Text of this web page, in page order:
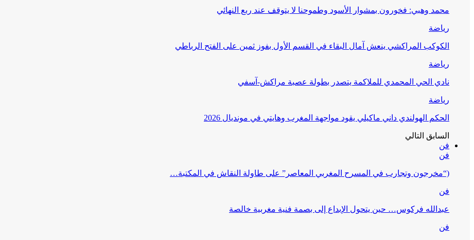
محمد وهبي: فخورون بمشوار الأسود وطموحنا لا يتوقف عند ربع النهائي
رياضة
الكوكب المراكشي ينعش آمال البقاء في القسم الأول بفوز ثمين على الفتح الرباطي
رياضة
نادي الحي المحمدي للملاكمة يتصدر بطولة عصبة مراكش-آسفي
رياضة
الحكم الهولندي داني ماكيلي يقود مواجهة المغرب وهايتي في مونديال 2026
السابق التالي
فن
فن
(“مخرجون وتجارب في المسرح المغربي المعاصر” على طاولة النقاش في المكتبة…
فن
عبدالله فركوس… حين يتحول الإبداع إلى بصمة فنية مغربية خالصة
فن